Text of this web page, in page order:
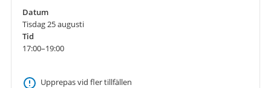
Datum
Tisdag 25 augusti
Tid
17:00–19:00
Upprepas vid fler tillfällen